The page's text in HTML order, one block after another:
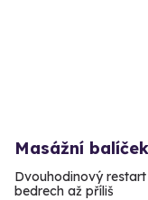
Masážní
Dvouhodinový
bedrech až příliš